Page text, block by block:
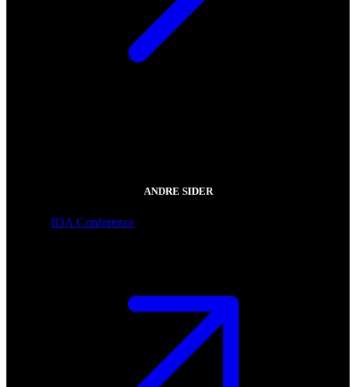
ANDRE SIDER
IDA Conference